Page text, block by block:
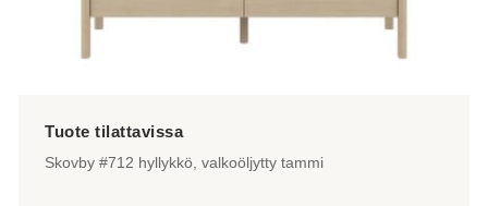
Skovby #712 hyllykkö, valkoöljytty tammi